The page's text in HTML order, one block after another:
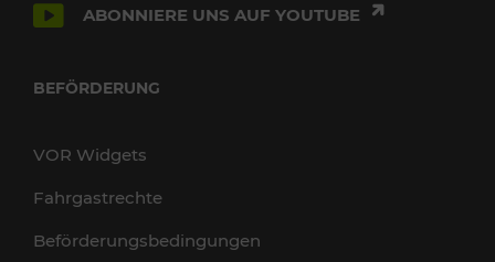
ABONNIERE UNS AUF YOUTUBE
BEFÖRDERUNG
VOR Widgets
Fahrgastrechte
Beförderungsbedingungen